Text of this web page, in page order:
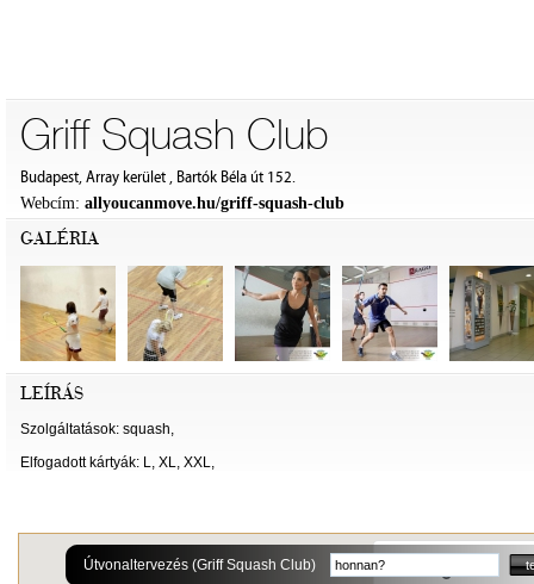
Griff Squash Club
Budapest, Array kerület , Bartók Béla út 152.
Webcím: allyoucanmove.hu/griff-squash-club
GALÉRIA
LEÍRÁS
Szolgáltatások: squash,
Elfogadott kártyák: L, XL, XXL,
Útvonaltervezés (Griff Squash Club)